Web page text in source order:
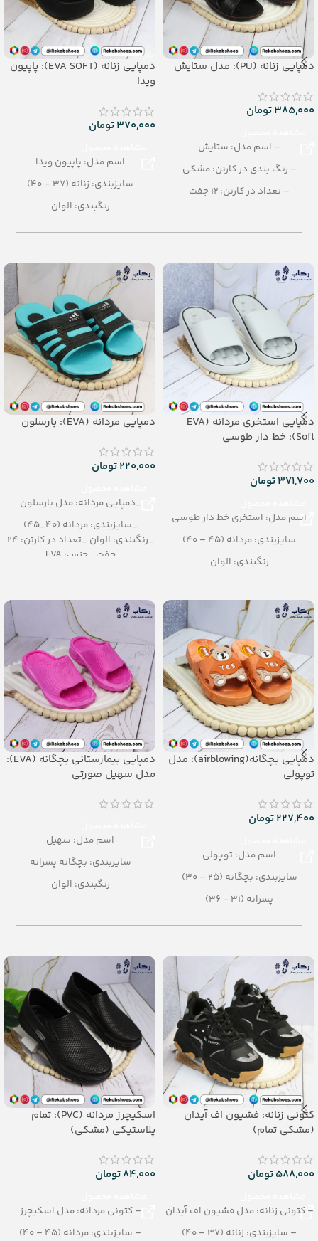
دمپایی زنانه (PU): مدل ستایش
385,000تومان
– اسم مدل: ستایش
– رنگ بندی در کارتن: مشکی
– تعداد در کارتن: 12 جفت
– سایزبندی: زنانه (37 تا 41)
دمپایی زنانه (EVA SOFT): پاپیون
ویدا
370,000تومان
اسم مدل: پاپیون ویدا
سایزبندی: زنانه (37 – 40)
رنگبندی: الوان
تعداد در کارتن: 12 جفت
دمپایی استخری مردانه (EVA
Soft): خط دار طوسی
371,700تومان
اسم مدل: استخری خط دار طوسی
سایزبندی: مردانه (45 – 40)
رنگبندی: الوان
جنس: EVA Soft
دمپایی مردانه (EVA): بارسلون
220,000تومان
_دمپایی مردانه: مدل بارسلون
_سایزبندی: مردانه (40_45)
_رنگبندی: الوان _تعداد در کارتن: 24
جفت _جنس: EVA
دمپایی بچگانه(airblowing): مدل
توپولی
227,400تومان
اسم مدل: توپولی
سایزبندی: بچگانه (25 – 30)
پسرانه (31 - 36)
جنس: Air blowing
دمپایی بیمارستانی بچگانه (EVA):
مدل سهیل صورتی
اسم مدل: سهیل
سایزبندی: بچگانه پسرانه
رنگبندی: الوان
جنس: EVA
کتونی زنانه: فشیون اف آیدان
(مشکی تمام)
588,000تومان
– کتونی زنانه: مدل فشیون اف آیدان
– سایزبندی: زنانه (37 – 40)
اسکیچرز مردانه (PVC): تمام
پلاستیکی (مشکی)
84,000تومان
– کتونی مردانه: مدل اسکیچرز
– سایزبندی: مردانه (45 – 40)